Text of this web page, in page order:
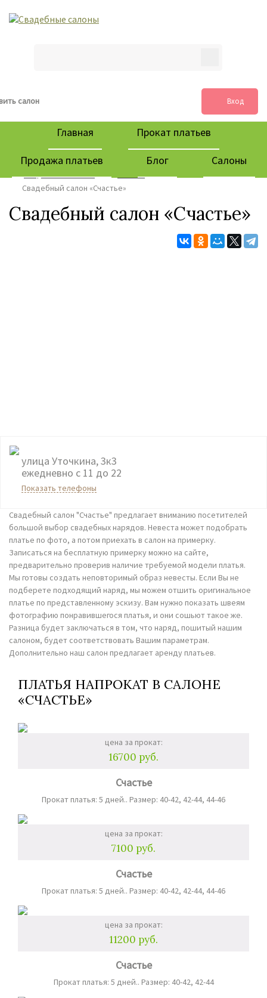
салон Вход
Главная Прокат платьев
Продажа платьев Блог Салоны
Свадебные салоны
Салоны
Свадебный салон «Счастье»
Свадебный салон «Счастье»
улица Уточкина, 3к3
ежедневно с 11 до 22
Показать телефоны
Свадебный салон "Счастье" предлагает вниманию посетителей
большой выбор свадебных нарядов. Невеста может подобрать
платье по фото, а потом приехать в салон на примерку.
Записаться на бесплатную примерку можно на сайте,
предварительно проверив наличие требуемой модели платья.
Мы готовы создать неповторимый образ невесты. Если Вы не
подберете подходящий наряд, мы можем отшить оригинальное
платье по представленному эскизу. Вам нужно показать швеям
фотографию понравившегося платья, и они сошьют такое же.
Разница будет заключаться в том, что наряд, пошитый нашим
салоном, будет соответствовать Вашим параметрам.
Дополнительно наш салон предлагает аренду платьев.
ПЛАТЬЯ НАПРОКАТ В САЛОНЕ
«СЧАСТЬЕ»
цена за прокат:
16700 руб.
Счастье
Прокат платья: 5 дней.. Размер: 40-42, 42-44, 44-46
цена за прокат:
7100 руб.
Счастье
Прокат платья: 5 дней.. Размер: 40-42, 42-44, 44-46
цена за прокат:
11200 руб.
Счастье
Прокат платья: 5 дней.. Размер: 40-42, 42-44